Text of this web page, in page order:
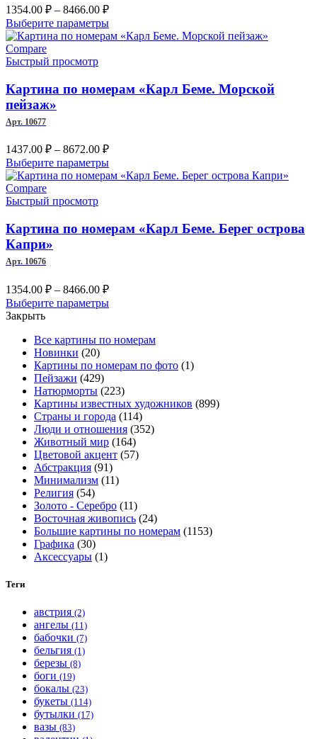
1354.00 ₽ – 8466.00 ₽Диапазон
цен:
1354.00 ₽
Выберите параметрыЭтот
товар
Опции
можно
товара.
Compare
Быстрый просмотр
Картина по номерам «Карл Беме. Морской
пейзаж»
Арт. 10677
1437.00 ₽ – 8672.00 ₽Диапазон
цен:
1437.00 ₽
Выберите параметрыЭтот
товар
Опции
можно
товара.
Compare
Быстрый просмотр
Картина по номерам «Карл Беме. Берег острова
Капри»
Арт. 10676
1354.00 ₽ – 8466.00 ₽Диапазон
цен:
8466.00 ₽
Выберите параметрыЭтот
несколько
Опции
выбрать
на
странице
товара.
Закрыть
Все картины по номерам
Новинки (20)
Картины по номерам по фото (1)
Пейзажи (429)
Натюрморты (223)
Картины известных художников (899)
Страны и города (114)
Люди и отношения (352)
Животный мир (164)
Цветовой акцент (57)
Абстракция (91)
Минимализм (11)
Религия (54)
Золото - Серебро (11)
Восточная живопись (24)
Большие картины по номерам (1153)
Графика (30)
Аксессуары (1)
Теги
австрия (2)
ангелы (11)
бабочки (7)
бельгия (1)
березы (8)
боги (19)
бокалы (23)
букеты (114)
бутылки (17)
вазы (83)